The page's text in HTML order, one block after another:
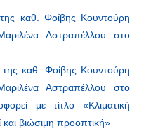
καθ. Φοίβης Κουντούρη
Αστραπέλλου στο
της καθ. Φοίβης Κουντούρη
Αστραπέλλου στο
με τίτλο «Κλιματική
και βιώσιμη προοπτική»